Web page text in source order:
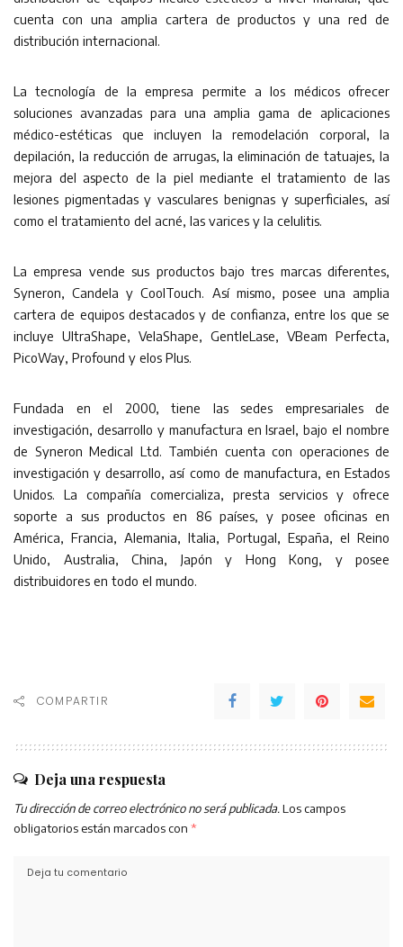
cuenta con una amplia cartera de productos y una red de
distribución internacional.
La tecnología de la empresa permite a los médicos ofrecer
soluciones avanzadas para una amplia gama de aplicaciones
médico-estéticas que incluyen la remodelación corporal, la
depilación, la reducción de arrugas, la eliminación de tatuajes, la
mejora del aspecto de la piel mediante el tratamiento de las
lesiones pigmentadas y vasculares benignas y superficiales, así
como el tratamiento del acné, las varices y la celulitis.
La empresa vende sus productos bajo tres marcas diferentes,
Syneron, Candela y CoolTouch. Así mismo, posee una amplia
cartera de equipos destacados y de confianza, entre los que se
incluye UltraShape, VelaShape, GentleLase, VBeam Perfecta,
PicoWay, Profound y elos Plus.
Fundada en el 2000, tiene las sedes empresariales de
investigación, desarrollo y manufactura en Israel, bajo el nombre
de Syneron Medical Ltd. También cuenta con operaciones de
investigación y desarrollo, así como de manufactura, en Estados
Unidos. La compañía comercializa, presta servicios y ofrece
soporte a sus productos en 86 países, y posee oficinas en
América, Francia, Alemania, Italia, Portugal, España, el Reino
Unido, Australia, China, Japón y Hong Kong, y posee
distribuidores en todo el mundo.
COMPARTIR
Deja una respuesta
Tu dirección de correo electrónico no será publicada. Los campos
obligatorios están marcados con *